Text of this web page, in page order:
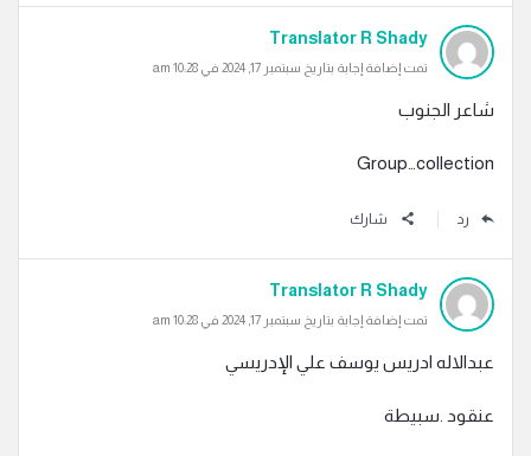
Translator R Shady
تمت إضافة إجابة بتاريخ سبتمبر 17, 2024 في 10:28 am
شاعر الجنوب
Group…collection
رد شارك
Translator R Shady
تمت إضافة إجابة بتاريخ سبتمبر 17, 2024 في 10:28 am
عبدالاله ادريس يوسف علي الإدريسي
عنقود .سبيطة